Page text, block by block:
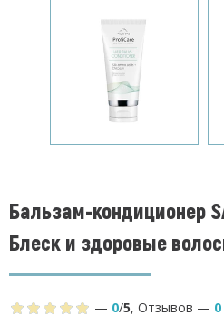
Бальзам-кондиционер
Блеск и здоровые
— 0/5, Отзывов — 0